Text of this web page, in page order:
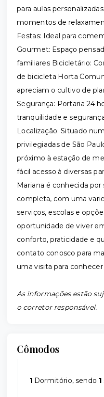
para aulas
momentos de
Festas: Ideal para
Gourmet: Espaço
familiares Bicicletário:
de bicicleta Horta
apreciam o cultivo de
Segurança: Portaria 24
tranquilidade e
Localização: Situado
privilegiadas de São
próximo à estação de
fácil acesso à diversas
Mariana é conhecida
completa, com uma
serviços, escolas e
oportunidade de viver
conforto, praticidade e
contato conosco para
uma visita para
As informações estão
o corretor responsável.
Cômodos
1 Dormitório, sendo 1